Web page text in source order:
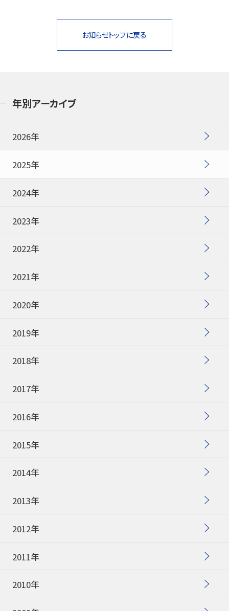
お知らせトップに戻る
年別アーカイブ
2026年
2025年
2024年
2023年
2022年
2021年
2020年
2019年
2018年
2017年
2016年
2015年
2014年
2013年
2012年
2011年
2010年